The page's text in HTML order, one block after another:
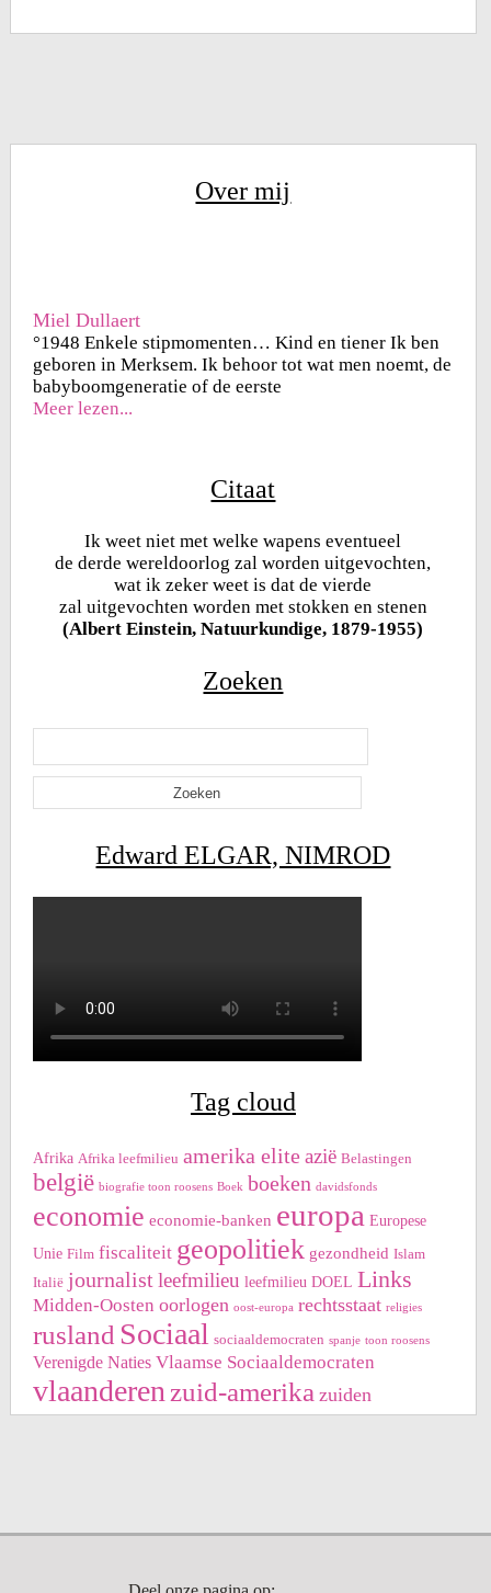
Over mij
Miel Dullaert
°1948 Enkele stipmomenten… Kind en tiener Ik ben
geboren in Merksem. Ik behoor tot wat men noemt, de
babyboomgeneratie of de eerste
Meer lezen...
Citaat
Ik weet niet met welke wapens eventueel
de derde wereldoorlog zal worden uitgevochten,
wat ik zeker weet is dat de vierde
zal uitgevochten worden met stokken en stenen
(Albert Einstein, Natuurkundige, 1879-1955)
Zoeken
Zoeken
Edward ELGAR, NIMROD
Tag cloud
Afrika Afrika leefmilieu amerika eliteazië Belastingen
belgië biografie toon roosens Boek boeken davidsfonds
economie economie-banken europa Europese
Unie Film fiscaliteit geopolitiek gezondheid Islam
Italië journalist leefmilieu leefmilieu DOEL Links
Midden-Oosten oorlogen oost-europa rechtsstaat religies
rusland Sociaal sociaaldemocraten spanje toon roosens
Verenigde Naties Vlaamse Sociaaldemocraten
vlaanderen zuid-amerika zuiden